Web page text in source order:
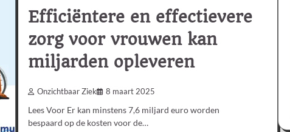
Efficiëntere en effectievere
zorg voor vrouwen kan
miljarden opleveren
Onzichtbaar Ziek 8 maart 2025
Lees Voor Er kan minstens 7,6 miljard euro worden
bespaard op de kosten voor de…